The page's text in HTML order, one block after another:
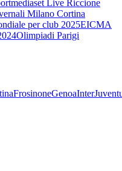
Live Riccione
Milano Cortina
per club 2025EICMA
Olimpiadi Parigi
FrosinoneGenoaInter